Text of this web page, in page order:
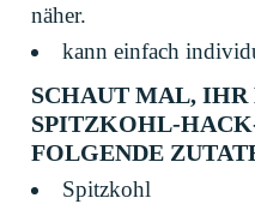
näher.
kann einfach
SCHAUT MAL, IHR
SPITZKOHL-
FOLGENDE
Spitzkohl